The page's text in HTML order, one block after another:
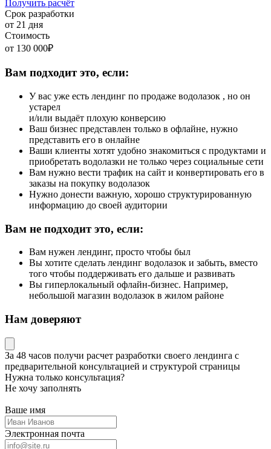
Получить расчёт
Срок разработки
от 21 дня
Стоимость
от 130 000₽
Вам подходит это, если:
У вас уже есть лендинг по продаже водолазок , но он
устарел
и/или выдаёт плохую конверсию
Ваш бизнес представлен только в офлайне, нужно
представить его в онлайне
Ваши клиенты хотят удобно знакомиться с продуктами и
приобретать водолазки не только через социальные сети
Вам нужно вести трафик на сайт и конвертировать его в
заказы на покупку водолазок
Нужно донести важную, хорошо структурированную
информацию до своей аудитории
Вам не подходит это, если:
Вам нужен лендинг, просто чтобы был
Вы хотите сделать лендинг водолазок и забыть, вместо
того чтобы поддерживать его дальше и развивать
Вы гиперлокальный офлайн-бизнес. Например,
небольшой магазин водолазок в жилом районе
Нам доверяют
За 48 часов получи расчет разработки своего лендинга с
предварительной консультацией и структурой страницы
Нужна только консультация?
Не хочу заполнять
Ваше имя
Электронная почта